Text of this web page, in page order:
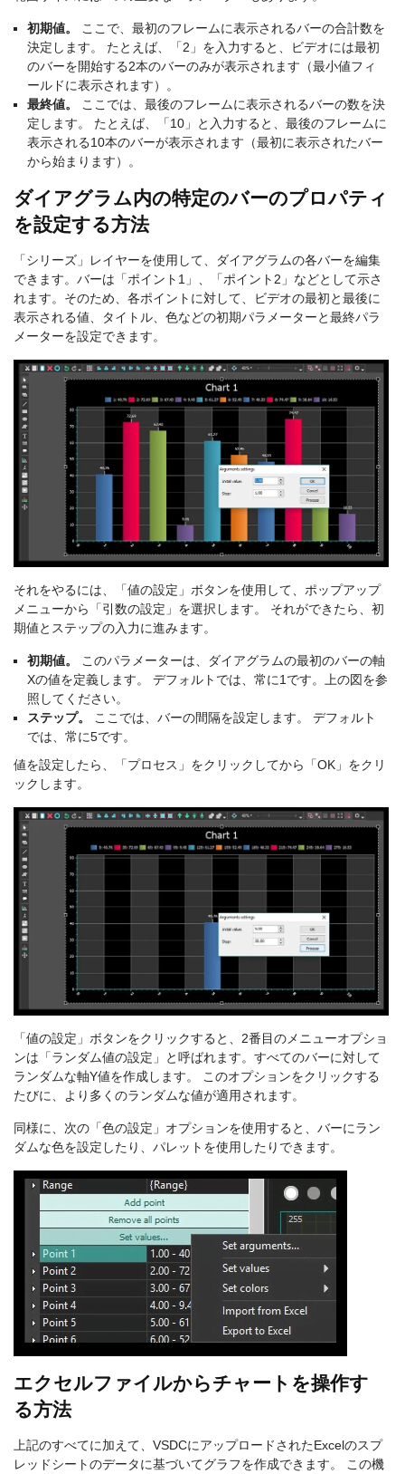
初期値。
ここで、最初のフレームに表示されるバーの合計数を
決定します。 たとえば、「2」を入力すると、ビデオには最初
のバーを開始する2本のバーのみが表示されます（最小値フィ
ールドに表示されます）。
最終値。
ここでは、最後のフレームに表示されるバーの数を決
定します。 たとえば、「10」と入力すると、最後のフレームに
表示される10本のバーが表示されます（最初に表示されたバー
から始まります）。
ダイアグラム内の特定のバーのプロパティ
を設定する方法
「シリーズ」レイヤーを使用して、ダイアグラムの各バーを編集
できます。バーは「ポイント1」、「ポイント2」などとして示さ
れます。そのため、各ポイントに対して、ビデオの最初と最後に
表示される値、タイトル、色などの初期パラメーターと最終パラ
メーターを設定できます。
それをやるには、「値の設定」ボタンを使用して、ポップアップ
メニューから「引数の設定」を選択します。 それができたら、初
期値とステップの入力に進みます。
初期値。
このパラメーターは、ダイアグラムの最初のバーの軸
Xの値を定義します。 デフォルトでは、常に1です。上の図を参
照してください。
ステップ。
ここでは、バーの間隔を設定します。 デフォルト
では、常に5です。
値を設定したら、「プロセス」をクリックしてから「OK」をクリ
ックします。
「値の設定」ボタンをクリックすると、2番目のメニューオプショ
ンは「ランダム値の設定」と呼ばれます。すべてのバーに対して
ランダムな軸Y値を作成します。 このオプションをクリックする
たびに、より多くのランダムな値が適用されます。
同様に、次の「色の設定」オプションを使用すると、バーにラン
ダムな色を設定したり、パレットを使用したりできます。
エクセルファイルからチャートを操作す
る方法
上記のすべてに加えて、VSDCにアップロードされたExcelのスプ
レッドシートのデータに基づいてグラフを作成できます。 この機